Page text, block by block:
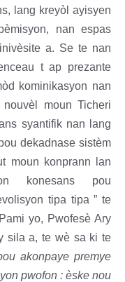
lang kreyòl ayisyen
nan espas
a. Se te nan
t ap prezante
kominikasyon nan
moun Ticheri
syantifik nan lang
dekadnase sistèm
moun konprann lan
konesans pou
tipa tipa ” te
yo, Pwofesè Ary
sila a, te wè sa ki te
akonpaye premye
pwofon : èske nou